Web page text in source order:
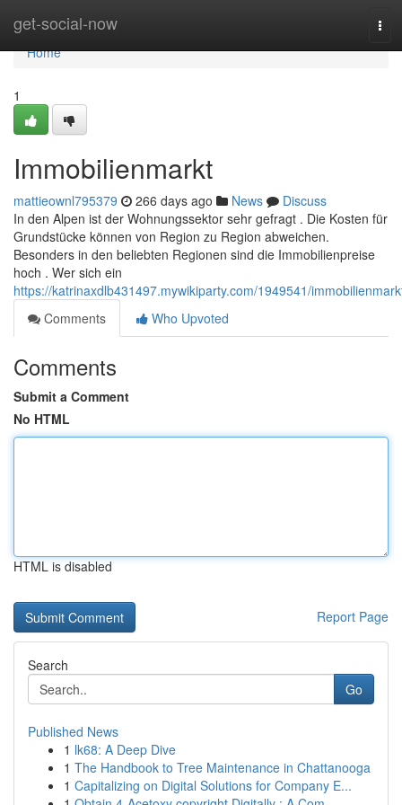
get-social-now
Home
Home
1
Immobilienmarkt
mattieownl795379 266 days ago News
Discuss
In den Alpen ist der Wohnungssektor sehr gefragt . Die Kosten für
Grundstücke können von Region zu Region abweichen.
Besonders in den beliebten Regionen sind die Immobilienpreise
hoch . Wer sich ein
https://katrinaxdlb431497.mywikiparty.com/1949541/
Comments
Who Upvoted
Comments
Submit a Comment
No HTML
HTML is disabled
Report Page
Search
Go
Published News
1 lk68: A Deep Dive
1 The Handbook to Tree Maintenance in Chattanooga
1 Capitalizing on Digital Solutions for Company E...